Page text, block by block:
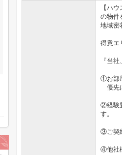
【ハ
の物件
地域密
得意エ
『当
①お部
優先
②経験
す。
③ご契
④他社